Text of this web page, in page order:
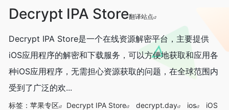
‌Decrypt IPA Store翻译站点
‌Decrypt IPA Store‌是一个在线资源解密平台，主要提供
iOS应用程序的解密和下载服务，可以方便地获取和应用各
种iOS应用程序，无需担心资源获取的问题，在全球范围内
受到了广泛的欢...
标签： 苹果专区 ‌Decrypt IPA Store‌‌‌ decrypt.day‌ ios
iOS